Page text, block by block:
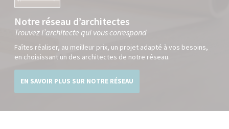
Notre réseau d’architectes
Trouvez l’architecte qui vous correspond
Faîtes réaliser, au meilleur prix, un projet adapté à vos besoins,
en choisissant un des architectes de notre réseau.
EN SAVOIR PLUS SUR NOTRE RÉSEAU